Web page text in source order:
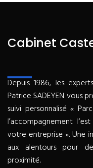
Cabinet
Depuis 1986, les
Patrice SADEYEN vous
suivi personnalisé «
l’accompagnement
votre entreprise ». Une
aux alentours pour
proximité.